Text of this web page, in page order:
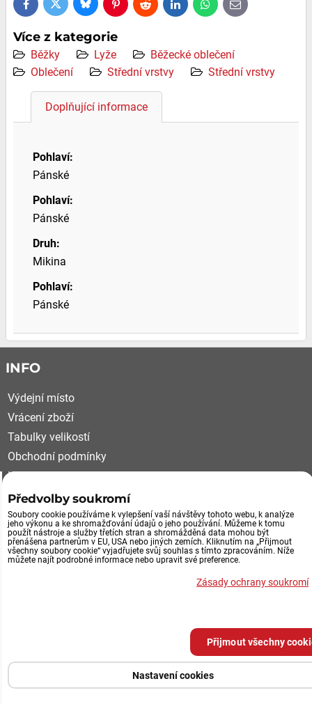
FacebookTwitter BlueskyPinterestReddit LinkedInWhatsApp
E-
mail
Více z kategorie
Běžky Lyže
Běžecké oblečení
Oblečení
Střední vrstvy Střední vrstvy
Doplňující informace
Pohlaví:
Pánské
Pohlaví:
Pánské
Druh:
Mikina
Pohlaví:
Pánské
INFO
Výdejní místo
Vrácení zboží
Tabulky velikostí
Obchodní podmínky
Kariéra
Reklamační řád
VÝDEJNÍ MÍSTO, VRÁCENÍ ZBOŽÍ
Průmyslová 492/29
Zásady ochrany soukromí
Předvolby soukromí
Soubory cookie používáme k vylepšení vaší návštěvy tohoto webu, k analýze
jeho výkonu a ke shromažďování údajů o jeho používání. Můžeme k tomu
použít nástroje a služby třetích stran a shromážděná data mohou být
přenášena partnerům v EU, USA nebo jiných zemích. Kliknutím na „Přijmout
všechny soubory cookie“ vyjadřujete svůj souhlas s tímto zpracováním. Níže
můžete najít podrobné informace nebo upravit své preference.
Zásady ochrany soukromí
Nastavení cookies
Přijmout všechny